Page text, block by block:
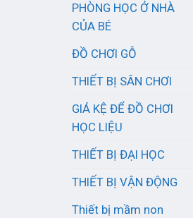
PHÒNG HỌC Ở NHÀ
CỦA BÉ
ĐỒ CHƠI GỖ
THIẾT BỊ SÂN CHƠI
GIÁ KỆ ĐỂ ĐỒ CHƠI
HỌC LIỆU
THIẾT BỊ ĐẠI HỌC
THIẾT BỊ VẬN ĐỘNG
Thiết bị mầm non